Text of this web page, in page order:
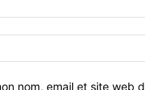
nom, email et site web